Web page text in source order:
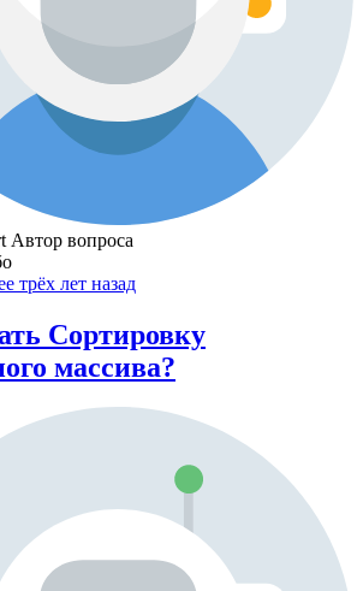
Автор вопроса
трёх лет назад
Сортировку
массива?